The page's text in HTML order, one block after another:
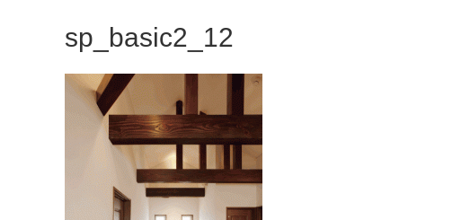
sp_basic2_12